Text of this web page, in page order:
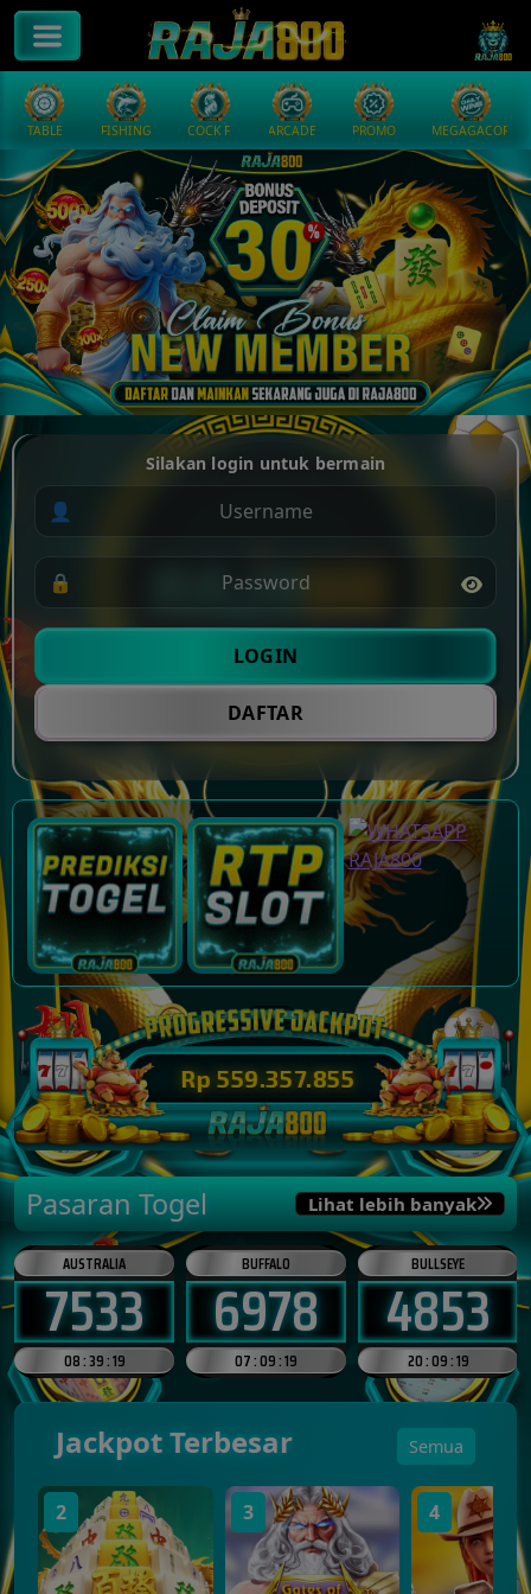
TABLE FISHING COCK F. ARCADE PROMO MEGAGACOR
Silakan login untuk bermain
👤
🔒
LOGIN
DAFTAR
Rp 559.373.873
Pasaran Togel Lihat lebih banyak
AUSTRALIA
7533
08 : 39 : 18
BUFFALO
6978
07 : 09 : 18
BULLSEYE
4853
20 : 09 : 18
Jackpot Terbesar Semua
2 3 4